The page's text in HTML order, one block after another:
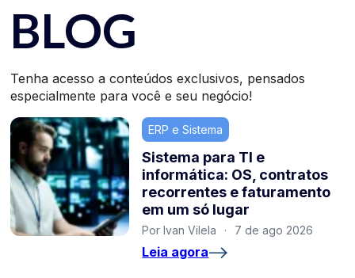
BLOG
Tenha acesso a conteúdos exclusivos, pensados
especialmente para você e seu negócio!
ERP e Sistema
Sistema para TI e
informática: OS, contratos
recorrentes e faturamento
em um só lugar
Por Ivan Vilela · 7 de ago 2026
Leia agora